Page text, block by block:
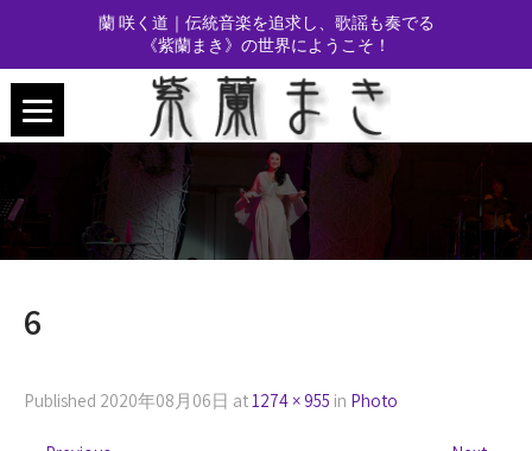
蘭 咲く道｜伝統音楽を追求し、歌謡も奏でる
《紫蘭まき》の世界にようこそ！
6
Published 2020年08月06日 at 1274 × 955 in Photo